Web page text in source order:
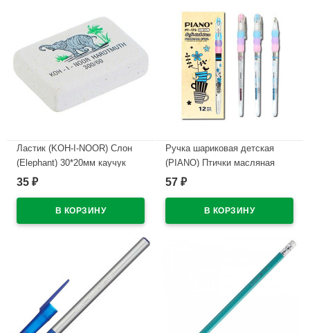
Ластик (KOH-I-NOOR) Слон
(Elephant) 30*20мм каучук
арт.300/60
35 ₽
Ручка шариковая детская
(PIANO) Птички масляная
арт.РТ-173
57 ₽